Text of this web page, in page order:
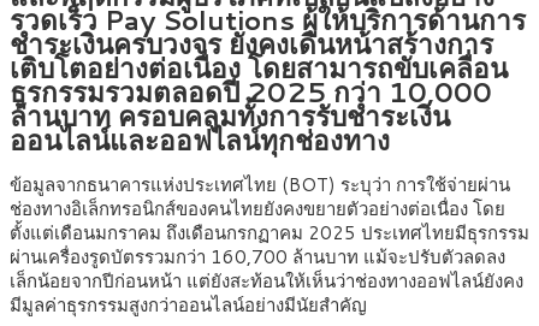
รวดเร็ว Pay Solutions ผู้ให้บริการด้านการ
ชำระเงินครบวงจร ยังคงเดินหน้าสร้างการ
เติบโตอย่างต่อเนื่อง โดยสามารถขับเคลื่อน
ธุรกรรมรวมตลอดปี 2025 กว่า 10,000
ล้านบาท ครอบคลุมทั้งการรับชำระเงิน
ออนไลน์และออฟไลน์ทุกช่องทาง
ข้อมูลจากธนาคารแห่งประเทศไทย (BOT) ระบุว่า การใช้จ่ายผ่าน
ช่องทางอิเล็กทรอนิกส์ของคนไทยยังคงขยายตัวอย่างต่อเนื่อง โดย
ตั้งแต่เดือนมกราคม ถึงเดือนกรกฏาคม 2025 ประเทศไทยมีธุรกรรม
ผ่านเครื่องรูดบัตรรวมกว่า 160,700 ล้านบาท แม้จะปรับตัวลดลง
เล็กน้อยจากปีก่อนหน้า แต่ยังสะท้อนให้เห็นว่าช่องทางออฟไลน์ยังคง
มีมูลค่าธุรกรรมสูงกว่าออนไลน์อย่างมีนัยสำคัญ